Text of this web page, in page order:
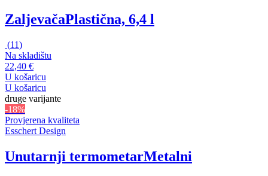
ZaljevačaPlastična, 6,4 l
(11)
Na skladištu
22,40 €
U košaricu
U košaricu
druge varijante
-18%
Provjerena kvaliteta
Esschert Design
Unutarnji termometarMetalni